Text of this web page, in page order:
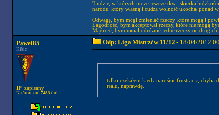
'Ludzie, w których może jeszcze tkwi iskierka
narodu, który własną i cudzą wolność ukochał ponad
Odwagę, bym mógł zmieniać rzeczy, które mogą i
Łagodność, bym akceptował rzeczy, które nie mogą
Mądrość, bym umiał odróżnić jedne rzeczy od drugich.
Paweł85
Kibic
IP: zapisany
Na forum od 7483dni
Odp: Liga Mistrzów 11/12 - 18/04/2012
tylko czekałem kiedy narośnie frustracja, chyba
realu, naprawdę.